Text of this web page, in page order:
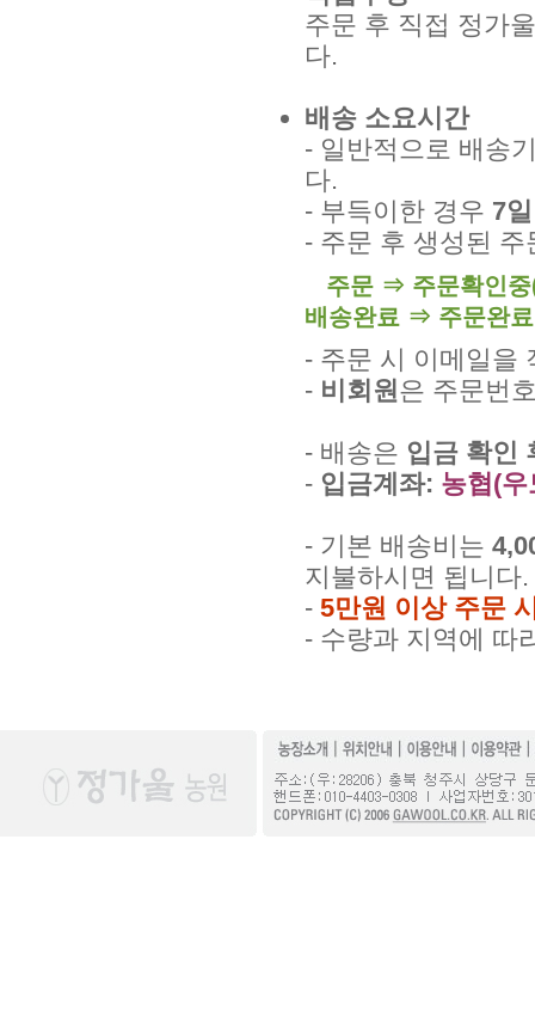
주문 후 직접 정가
다.
배송 소요시간
- 일반적으로 배송
다.
- 부득이한 경우 7
- 주문 후 생성된
주문 ⇒ 주문확인
배송완료 ⇒ 주문완료
- 주문 시 이메일을
- 비회원은 주문번
- 배송은 입금 확인
- 입금계좌: 농협(우
- 기본 배송비는
지불하시면 됩니다.
- 5만원 이상 주문
- 수량과 지역에 따